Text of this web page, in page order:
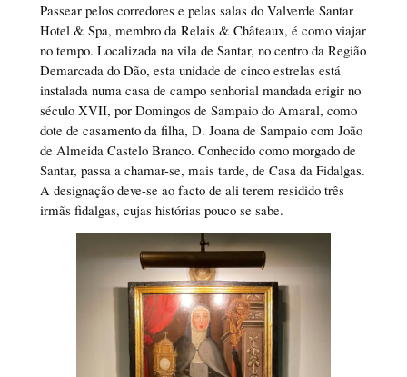
Passear pelos corredores e pelas salas do Valverde Santar
Hotel & Spa, membro da Relais & Châteaux, é como viajar
no tempo. Localizada na vila de Santar, no centro da Região
Demarcada do Dão, esta unidade de cinco estrelas está
instalada numa casa de campo senhorial mandada erigir no
século XVII, por Domingos de Sampaio do Amaral, como
dote de casamento da filha, D. Joana de Sampaio com João
de Almeida Castelo Branco. Conhecido como morgado de
Santar, passa a chamar-se, mais tarde, de Casa da Fidalgas.
A designação deve-se ao facto de ali terem residido três
irmãs fidalgas, cujas histórias pouco se sabe.